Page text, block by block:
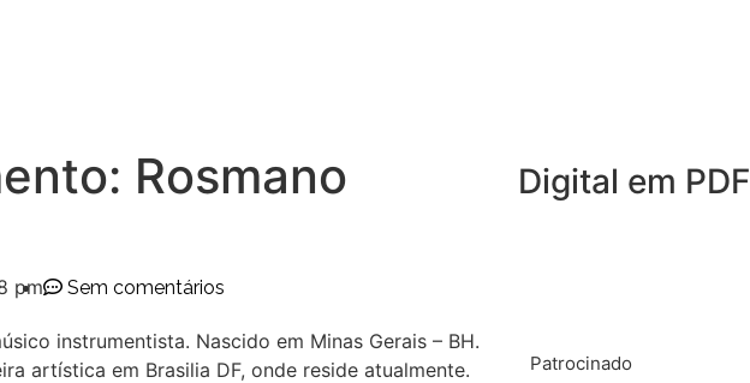
Rosmano
pm Sem comentários
instrumentista. Nascido em Minas Gerais – BH.
artística em Brasilia DF, onde reside atualmente.
Digital em PDF
Patrocinado